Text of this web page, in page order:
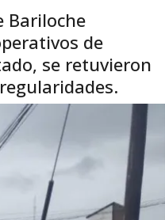
Bariloche
de
se retuvieron